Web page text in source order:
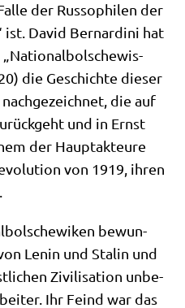
der Rus­so­phi­len der
ist. David Ber­nar­di­ni hat
„Natio­nal­bol­sche­wis­
die Geschich­te die­ser
die auf
und in Ernst
der Haupt­ak­teu­re
von 1919, ihren
bewun­
Lenin und Sta­lin und
Zivi­li­sa­ti­on unbe­
Ihr Feind war das